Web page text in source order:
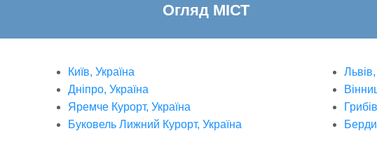
Огляд МІСТ
Київ, Україна Львів
Дніпро, Україна
Яремче Курорт, Україна
Буковель Лижний Курорт, Україна